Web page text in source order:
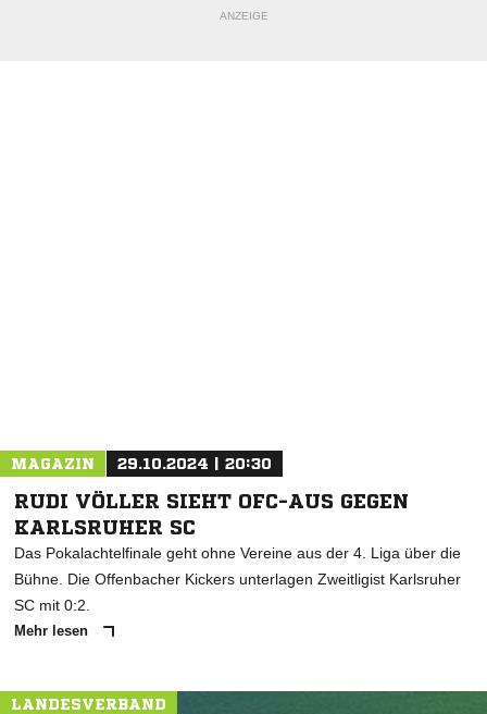
ANZEIGE
MAGAZIN 29.10.2024 | 20:30
RUDI VÖLLER SIEHT OFC-AUS GEGEN
KARLSRUHER SC
Das Pokalachtelfinale geht ohne Vereine aus der 4. Liga über die
Bühne. Die Offenbacher Kickers unterlagen Zweitligist Karlsruher
SC mit 0:2.
Mehr lesen
LANDESVERBAND